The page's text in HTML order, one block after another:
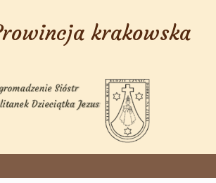
krakowska